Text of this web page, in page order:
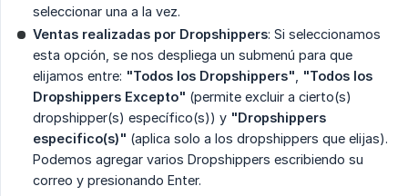
seleccionar una a la vez.
Ventas realizadas por Dropshippers: Si seleccionamos
esta opción, se nos despliega un submenú para que
elijamos entre: "Todos los Dropshippers"
"Todos los
Dropshippers Excepto" (permite excluir a cierto(s)
dropshipper(s) específico(s)) y "Dropshippers
especifico(s)" (aplica solo a los dropshippers que elijas).
Podemos agregar varios Dropshippers escribiendo su
correo y presionando Enter.